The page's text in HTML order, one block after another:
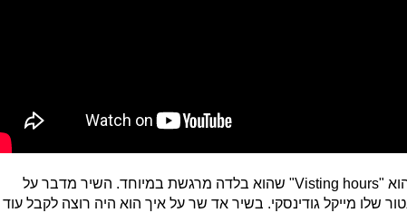
השיר שמגיע מיד אחרי זה הוא "Visting hours" שהוא בלדה מרגשת במיוחד. השיר מדבר על
שלו מייקל גודינסקי. בשיר אד שר על איך הוא היה רוצה לקבל עוד